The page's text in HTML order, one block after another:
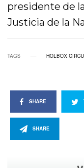
presidente de
Justicia de la
TAGS HOLBOX
SHARE
SHARE